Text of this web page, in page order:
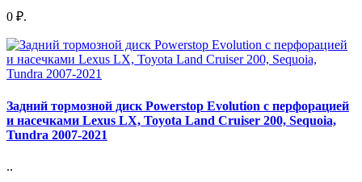
0 ₽.
Задний тормозной диск Powerstop Evolution с перфорацией
и насечками Lexus LX, Toyota Land Cruiser 200, Sequoia,
Tundra 2007-2021
..